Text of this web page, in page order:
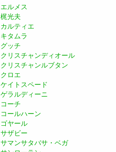
エルメス
梶光夫
カルティエ
キタムラ
グッチ
クリスチャンディオール
クリスチャンルブタン
クロエ
ケイトスペード
ゲラルディーニ
コーチ
コールハーン
ゴヤール
サザビー
サマンサタバサ・ベガ